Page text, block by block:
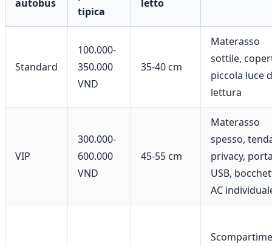
autobus
tipica
letto
Standard
100.000-
350.000
VND
35-40 cm
Materasso
sottile,
piccola luce
lettura
VIP
300.000-
600.000
VND
45-55 cm
Materasso
spesso,
privacy,
USB,
AC